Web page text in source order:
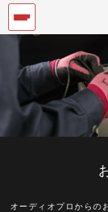
オーディオプロからの